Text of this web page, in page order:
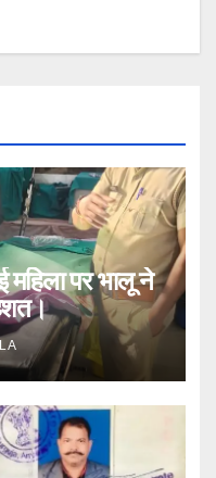
पर भालू ने